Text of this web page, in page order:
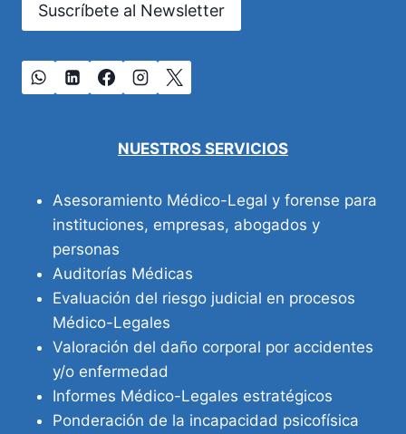
Suscríbete al Newsletter
NUESTROS SERVICIOS
Asesoramiento Médico-Legal y forense para
instituciones, empresas, abogados y
personas
Auditorías Médicas
Evaluación del riesgo judicial en procesos
Médico-Legales
Valoración del daño corporal por accidentes
y/o enfermedad
Informes Médico-Legales estratégicos
Ponderación de la incapacidad psicofísica